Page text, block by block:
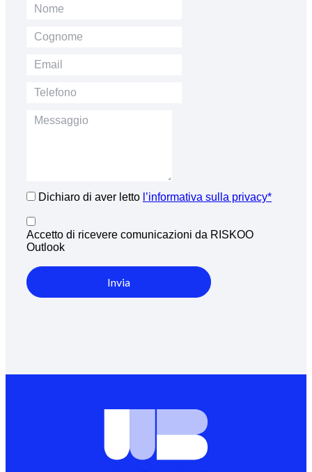
Dichiaro di aver letto l’informativa sulla privacy*
Accetto di ricevere comunicazioni da RISKOO
Outlook
Invia